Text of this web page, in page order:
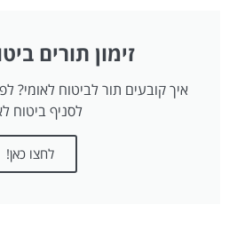
זימון תורים
איך קובעים תור לביטוח לאומי?
לסניף ביטוח
לחצו כאן!